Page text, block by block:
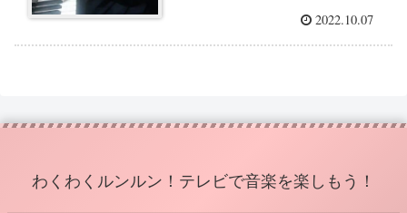
2022.10.07
わくわくルンルン！テレビで音楽を楽しもう！